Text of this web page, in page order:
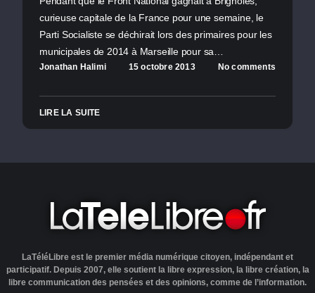
curieuse capitale de la France pour une semaine, le
Parti Socialiste se déchirait lors des primaires pour les
municipales de 2014 à Marseille pour sa…
Jonathan Halimi 15 octobre 2013 No comments
LIRE LA SUITE
LaTéléLibre est le premier média numérique citoyen, indépendant et
participatif. Depuis 2007, elle soutient la libre expression, la libre création, la
libre communication des pensées et des opinions, comme de l’information.